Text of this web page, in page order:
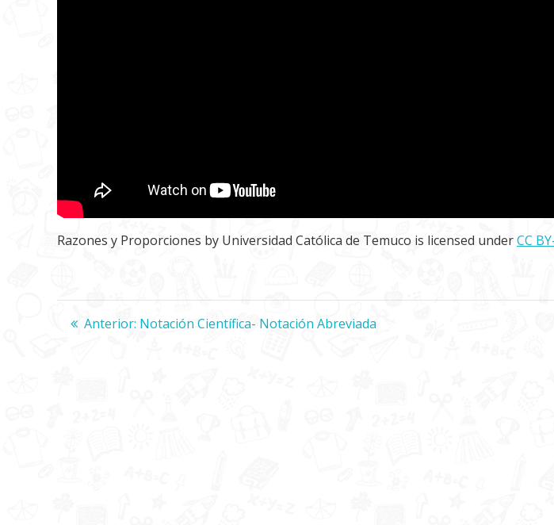
Razones y Proporciones by Universidad Católica de Temuco is licensed underCC
Navegación
Anterior: Entrada
Notación Científica- Notación Abreviada